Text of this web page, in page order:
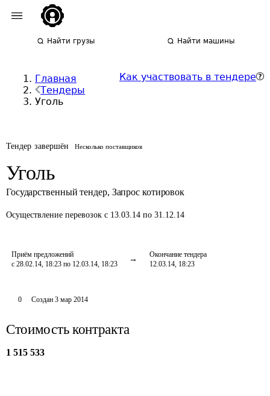
Найти грузы Найти машины
Главная
Тендеры
Уголь
Как участвовать в тендере
Тендер завершён Несколько поставщиков
Уголь
Государственный тендер, Запрос котировок
Осуществление перевозок с 13.03.14 по 31.12.14
Приём предложений
с 28.02.14, 18:23 по 12.03.14, 18:23
Окончание тендера
12.03.14, 18:23
0 Создан 3 мар 2014
Стоимость контракта
1 515 533